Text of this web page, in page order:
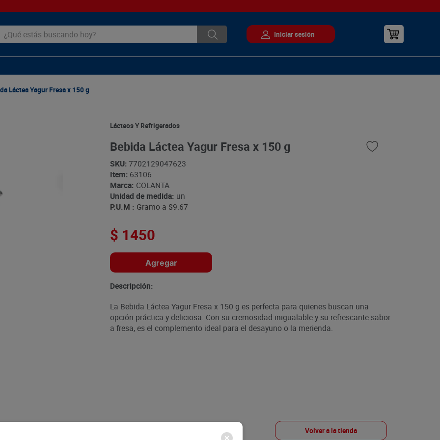
estás buscando hoy?
Láctea Yagur Fresa x 150 g
Lácteos Y Refrigerados
Bebida Láctea Yagur Fresa x 150 g
SKU: 7702129047623
Item: 63106
Marca: COLANTA
Unidad de medida: un
P.U.M : Gramo a $9.67
$ 1450
Agregar
Descripción:
La Bebida Láctea Yagur Fresa x 150 g es perfecta para quienes buscan una
opción práctica y deliciosa. Con su cremosidad inigualable y su refrescante sabor
a fresa, es el complemento ideal para el desayuno o la merienda.
Volver a la tienda